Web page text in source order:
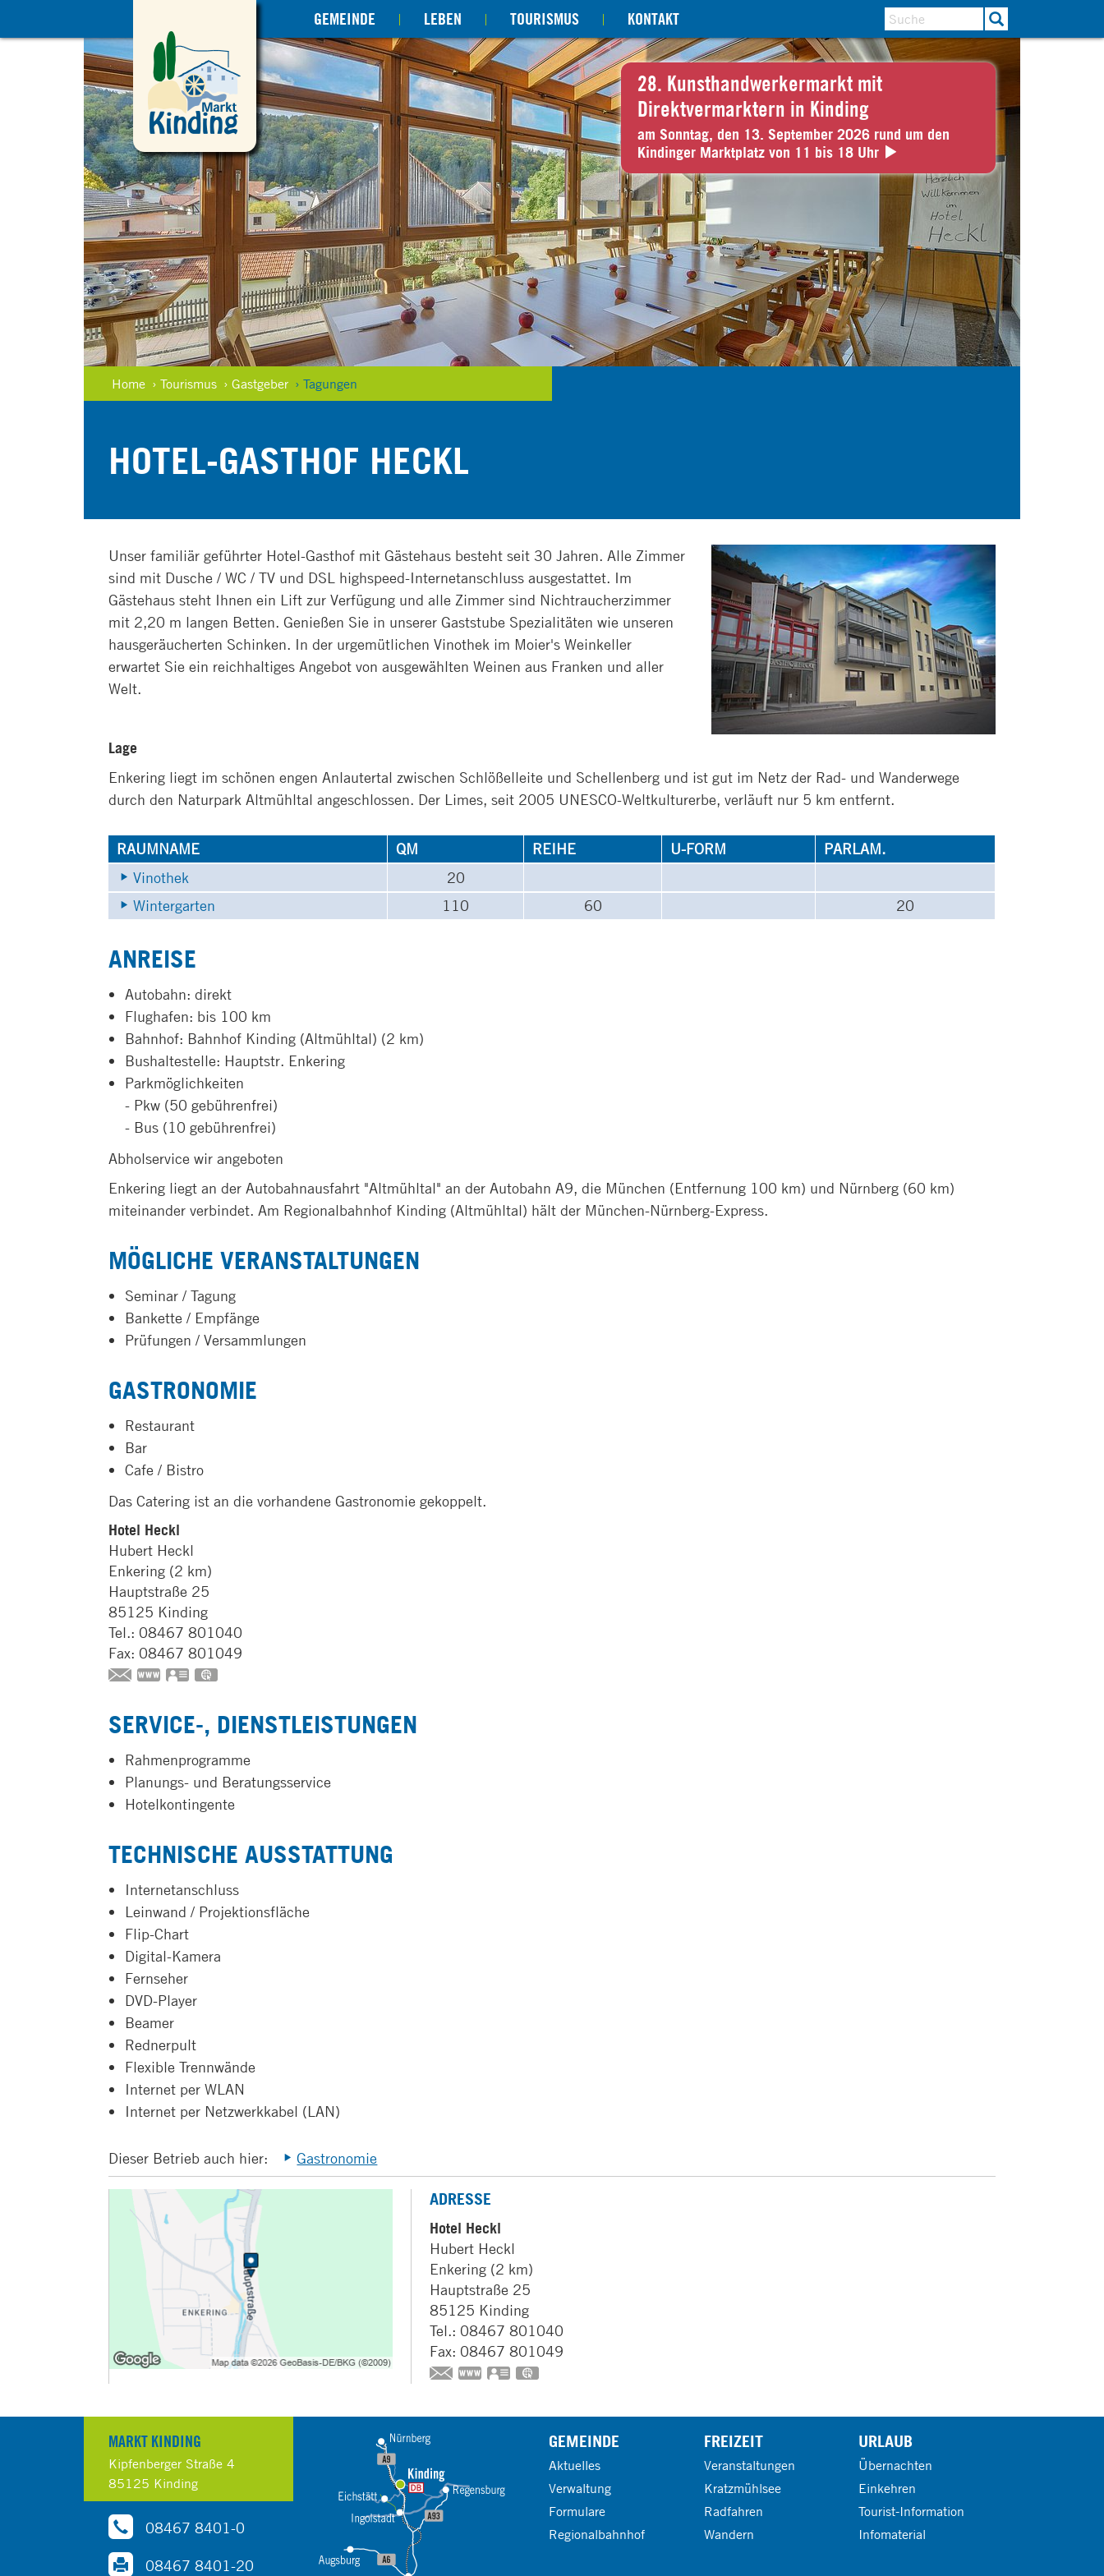
GEMEINDE LEBEN TOURISMUS KONTAKT
28. Kunsthandwerkermarkt mit
Direktvermarktern in Kinding
am Sonntag, den 13. September 2026 rund um den
Kindinger Marktplatz von 11 bis 18 Uhr
Home › Tourismus › Gastgeber › Tagungen
HOTEL-GASTHOF HECKL
Unser familiär geführter Hotel-Gasthof mit Gästehaus besteht seit 30 Jahren. Alle Zimmer
sind mit Dusche / WC / TV und DSL highspeed-Internetanschluss ausgestattet. Im
Gästehaus steht Ihnen ein Lift zur Verfügung und alle Zimmer sind Nichtraucherzimmer
mit 2,20 m langen Betten. Genießen Sie in unserer Gaststube Spezialitäten wie unseren
hausgeräucherten Schinken. In der urgemütlichen Vinothek im Moier's Weinkeller
erwartet Sie ein reichhaltiges Angebot von ausgewählten Weinen aus Franken und aller
Welt.
Lage
Enkering liegt im schönen engen Anlautertal zwischen Schlößelleite und Schellenberg und ist gut im Netz der Rad- und Wanderwege
durch den Naturpark Altmühltal angeschlossen. Der Limes, seit 2005 UNESCO-Weltkulturerbe, verläuft nur 5 km entfernt.
RAUMNAME QM REIHE U-FORM
PARLAM.
Vinothek
20
Wintergarten
110 60 20
ANREISE
Autobahn: direkt
Flughafen: bis 100 km
Bahnhof: Bahnhof Kinding (Altmühltal) (2 km)
Bushaltestelle: Hauptstr. Enkering
Parkmöglichkeiten
- Pkw (50 gebührenfrei)
- Bus (10 gebührenfrei)
Abholservice wir angeboten
Enkering liegt an der Autobahnausfahrt "Altmühltal" an der Autobahn A9, die München (Entfernung 100 km) und Nürnberg (60 km)
miteinander verbindet. Am Regionalbahnhof Kinding (Altmühltal) hält der München-Nürnberg-Express.
MÖGLICHE VERANSTALTUNGEN
Seminar / Tagung
Bankette / Empfänge
Prüfungen / Versammlungen
GASTRONOMIE
Restaurant
Bar
Cafe / Bistro
Das Catering ist an die vorhandene Gastronomie gekoppelt.
Hotel Heckl
Hubert Heckl
Enkering (2 km)
Hauptstraße 25
85125 Kinding
Tel.: 08467 801040
Fax: 08467 801049
www.hotel-heckl.de
vCard
SERVICE-, DIENSTLEISTUNGEN
Rahmenprogramme
Planungs- und Beratungsservice
Hotelkontingente
TECHNISCHE AUSSTATTUNG
Internetanschluss
Leinwand / Projektionsfläche
Flip-Chart
Digital-Kamera
Fernseher
DVD-Player
Beamer
Rednerpult
Flexible Trennwände
Internet per WLAN
Internet per Netzwerkkabel (LAN)
Dieser Betrieb auch hier: Gastronomie
ADRESSE
Hotel Heckl
Hubert Heckl
Enkering (2 km)
Hauptstraße 25
85125 Kinding
Tel.: 08467 801040
Fax: 08467 801049
www.hotel-heckl.de
vCard
MARKT KINDING
Kipfenberger Straße 4
85125 Kinding
08467 8401-0
08467 8401-20
GEMEINDE
Aktuelles
Verwaltung
Formulare
Regionalbahnhof
FREIZEIT
Veranstaltungen
Kratzmühlsee
Radfahren
Wandern
URLAUB
Übernachten
Einkehren
Tourist-Information
Infomaterial